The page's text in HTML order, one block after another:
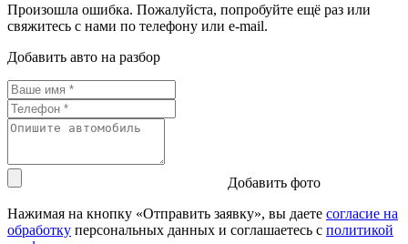
Произошла ошибка. Пожалуйста, попробуйте ещё раз или
свяжитесь с нами по телефону или e-mail.
Добавить авто на разбор
Добавить фото
Нажимая на кнопку «Отправить заявку», вы даете согласие на
обработку персональных данных и соглашаетесь c политикой